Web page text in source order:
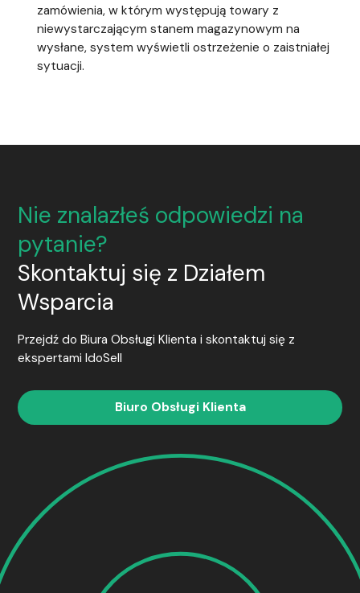
zamówienia, w którym występują towary z
niewystarczającym stanem magazynowym na
wysłane, system wyświetli ostrzeżenie o zaistniałej
sytuacji.
Nie znalazłeś odpowiedzi na
pytanie?
Skontaktuj się z Działem
Wsparcia
Przejdź do Biura Obsługi Klienta i skontaktuj się z
ekspertami IdoSell
Biuro Obsługi Klienta